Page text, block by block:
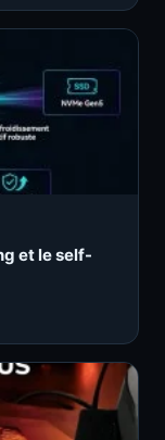
et le self-